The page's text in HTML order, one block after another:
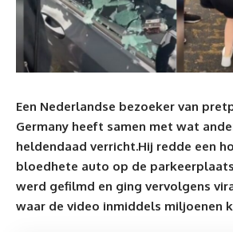
Een Nederlandse bezoeker van
Germany heeft samen met wat
heldendaad verricht.Hij redde een
bloedhete auto op de
werd gefilmd en ging vervolgens
waar de video inmiddels miljoenen